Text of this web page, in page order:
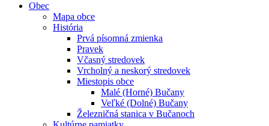
Obec
Mapa obce
História
Prvá písomná zmienka
Pravek
Včasný stredovek
Vrcholný a neskorý stredovek
Miestopis obce
Malé (Horné) Bučany
Veľké (Dolné) Bučany
Železničná stanica v Bučanoch